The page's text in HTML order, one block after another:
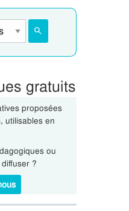
gratuits
proposées
utilisables en
ou
?